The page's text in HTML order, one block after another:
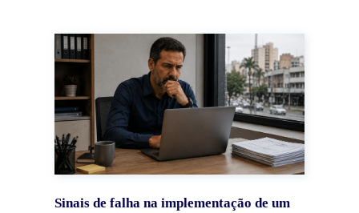
Sinais de falha na implementação de um